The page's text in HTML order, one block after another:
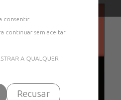
consentir.
continuar sem aceitar.
A QUALQUER
Recusar